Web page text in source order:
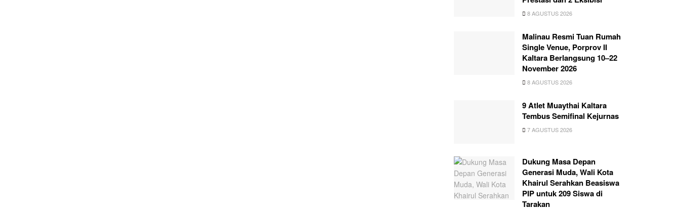
8 AGUSTUS 2026
Malinau Resmi Tuan Rumah
Single Venue, Porprov II
Kaltara Berlangsung 10–22
November 2026
8 AGUSTUS 2026
9 Atlet Muaythai Kaltara
Tembus Semifinal Kejurnas
7 AGUSTUS 2026
Dukung Masa Depan
Generasi Muda, Wali Kota
Khairul Serahkan Beasiswa
PIP untuk 209 Siswa di
Tarakan